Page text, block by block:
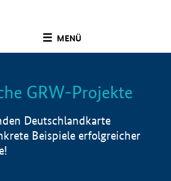
MENÜ
Info
GRW-Projekte
Deutschlandkarte
Beispiele erfolgreicher